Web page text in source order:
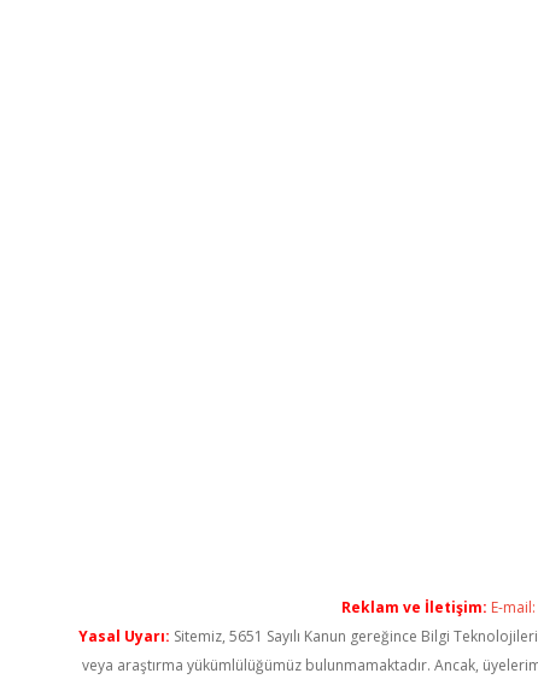
Reklam ve İletişim: E-mail:
Yasal Uyarı: Sitemiz, 5651 Sayılı Kanun gereğince Bilgi
veya araştırma yükümlülüğümüz bulunmamaktadır. Ancak,